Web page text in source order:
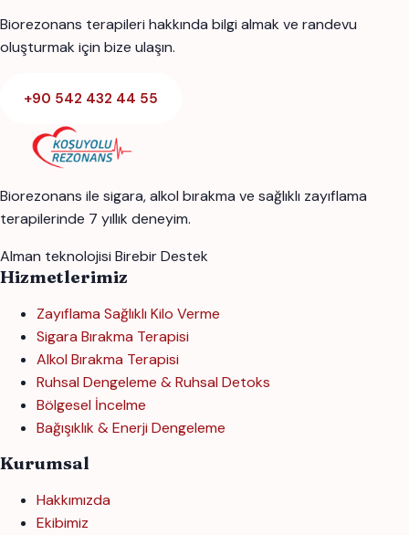
Biorezonans terapileri hakkında bilgi almak ve randevu
oluşturmak için bize ulaşın.
+90 542 432 44 55
Biorezonans ile sigara, alkol bırakma ve sağlıklı zayıflama
terapilerinde 7 yıllık deneyim.
Alman teknolojisi Birebir Destek
Hizmetlerimiz
Zayıflama Sağlıklı Kilo Verme
Sigara Bırakma Terapisi
Alkol Bırakma Terapisi
Ruhsal Dengeleme & Ruhsal Detoks
Bölgesel İncelme
Bağışıklık & Enerji Dengeleme
Kurumsal
Hakkımızda
Ekibimiz